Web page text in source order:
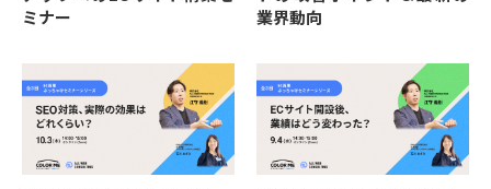
ミナー
業界動向